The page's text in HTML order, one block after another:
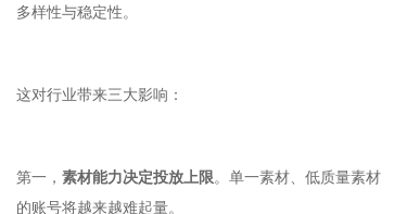
多样性与稳定性。
这对行业带来三大影响：
第一， 素材能力决定投放上限。单一素材、低质量素材
的账号将越来越难起量。